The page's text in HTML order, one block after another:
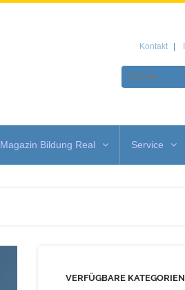
Kontakt
Magazin Bildung Real Service
VERFÜGBARE KATEGORIEN